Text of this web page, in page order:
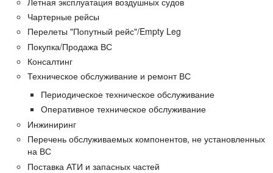
Чартерные рейсы
Перелеты "Попутный рейс"/Empty Leg
Покупка/Продажа ВС
Консалтинг
Техническое обслуживание и ремонт ВС
Периодическое техническое обслуживание
Оперативное техническое обслуживание
Инжиниринг
Перечень обслуживаемых компонентов, не установленных
на ВС
Поставка АТИ и запасных частей